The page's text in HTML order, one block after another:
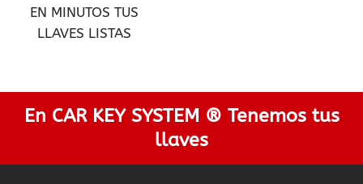
EN MINUTOS TUS
LLAVES LISTAS
En CAR KEY SYSTEM ® Tenemos tus
llaves